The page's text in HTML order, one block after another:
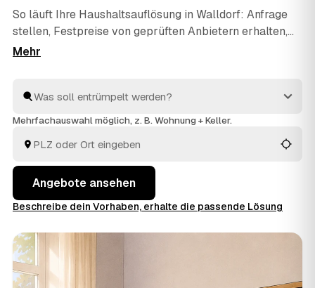
So läuft Ihre Haushaltsauflösung in Walldorf: Anfrage
stellen, Festpreise von geprüften Anbietern erhalten,
vergleichen, beauftragen. Mehr müssen Sie nicht
entsorgen alles fachgerecht. Verwertbare Möbel oder
Antiquitäten aus dem Nachlass werden auf die Kosten
besenrein übergeben. Die Angebote aus Walldorf und
WieslochundRauenbergliegen Ihnen gebündelt vor,
ohne dass Sie selbst herumtelefonieren.
Mehrfachauswahl möglich, z. B. Wohnung + Keller.
Angebote ansehen
Beschreibe dein Vorhaben, erhalte die passende Lösung